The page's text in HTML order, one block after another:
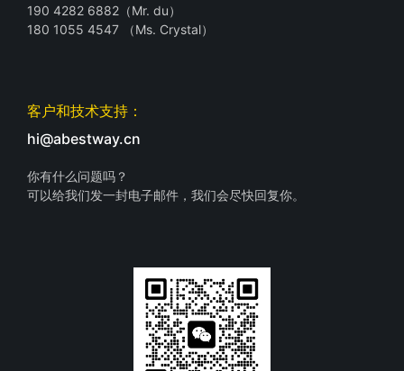
190 4282 6882（Mr. du）
180 1055 4547 （Ms. Crystal）
客户和技术支持：
hi@abestway.cn
你有什么问题吗？
可以给我们发一封电子邮件，我们会尽快回复你。